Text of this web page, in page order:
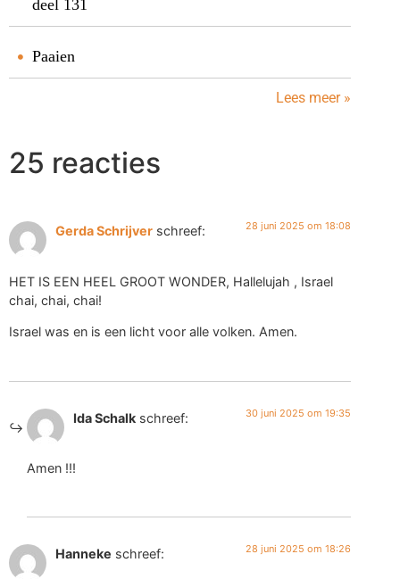
deel 131
Paaien
Lees meer »
25 reacties
Gerda Schrijver schreef: 28 juni 2025 om 18:08
HET IS EEN HEEL GROOT WONDER, Hallelujah , Israel
chai, chai, chai!
Israel was en is een licht voor alle volken. Amen.
Ida Schalk schreef: 30 juni 2025 om 19:35
Amen !!!
Hanneke schreef: 28 juni 2025 om 18:26